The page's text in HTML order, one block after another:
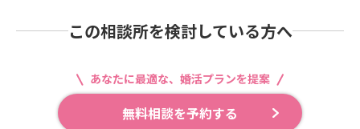
この相談所を検討している方へ
あなたに最適な、婚活プランを提案
無料相談を予約する